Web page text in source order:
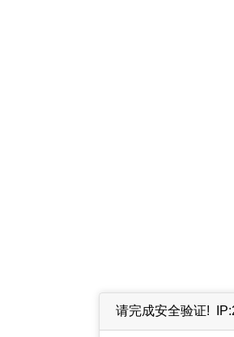
请完成安全验证!